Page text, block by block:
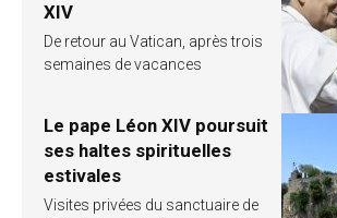
XIV
De retour au Vatican, après trois
semaines de vacances
Le pape Léon XIV poursuit
ses haltes spirituelles
estivales
Visites privées du sanctuaire de